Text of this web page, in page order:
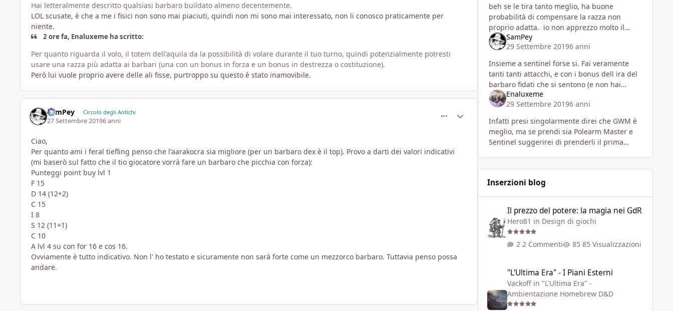
Hai letteralmente descritto qualsiasi barbaro buildato almeno decentemente.
LOL scusate, è che a me i fisici non sono mai piaciuti, quindi non mi sono mai interessato, non li conosco praticamente per
niente.
2 ore fa, Enaluxeme ha scritto:
Per quanto riguarda il volo, il totem dell'aquila da la possibilità di volare durante il tuo turno, quindi potenzialmente potresti
usare una razza più adatta ai barbari (una con un bonus in forza e un bonus in destrezza o costituzione).
Però lui vuole proprio avere delle ali fisse, purtroppo su questo è stato inamovibile.
SamPey Circolo degli Antichi
27 Settembre 20196 anni
Ciao,
Per quanto ami i feral tiefling penso che l'aarakocra sia migliore (per un barbaro dex è il top). Provo a darti dei valori indicativi
(mi baserò sul fatto che il tio giocatore vorrà fare un barbaro che picchia con forza):
Punteggi point buy lvl 1
F 15
D 14 (12+2)
C 15
I 8
S 12 (11+1)
C 10
A lvl 4 su con for 16 e cos 16.
Ovviamente è tutto indicativo. Non l' ho testato e sicuramente non sarà forte come un mezzorco barbaro. Tuttavia penso possa
andare.
beh se le tira tanto meglio, ha buone
probabilità di compensare la razza non
proprio adatta. io non apprezzo molto il
barbaro araldo della tempesta (come concept
mi piace, come meccaniche meh),
SamPey
29 Settembre 20196 anni
Insieme a sentinel forse si. Fai veramente
tanti tanti attacchi, e con i bonus dell ira del
barbaro fidati che si sentono (e non hai
malus a colpire).
Enaluxeme
29 Settembre 20196 anni
Infatti presi singolarmente direi che GWM è
meglio, ma se prendi sia Polearm Master e
Sentinel suggerirei di prenderli il prima
Inserzioni blog
Il prezzo del potere: la magia nei GdR
Hero81 in Design di giochi
2 Commenti 85 Visualizzazioni
"L'Ultima Era" - I Piani Esterni
Vackoffin "L'Ultima Era" -
Ambientazione Homebrew D&D